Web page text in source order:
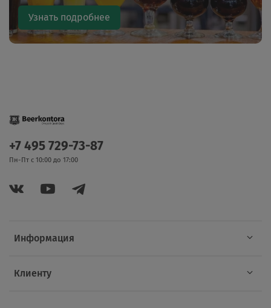
Узнать подробнее
Информация
Клиенту
+7 495 729-73-87
Пн-Пт с 10:00 до 17:00